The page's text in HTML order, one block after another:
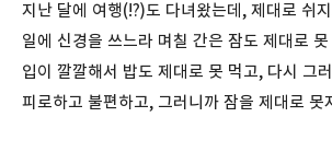
지난 달에 여행(!?)도 다녀왔는데, 제대로 쉬
일에 신경을 쓰느라 며칠 간은 잠도 제대로
입이 깔깔해서 밥도 제대로 못 먹고, 다시 그
피로하고 불편하고, 그러니까 잠을 제대로 못